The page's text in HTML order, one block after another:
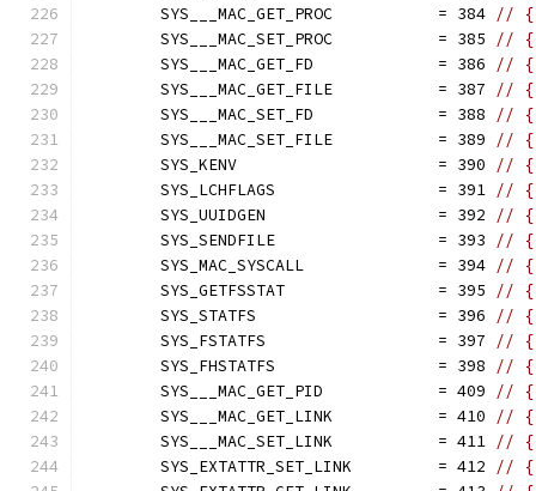
	SYS___MAC_GET_PROC           = 384
// {
	SYS___MAC_SET_PROC           = 385
// {
	SYS___MAC_GET_FD             = 386
// {
	SYS___MAC_GET_FILE           = 387
// {
	SYS___MAC_SET_FD             = 388
// {
	SYS___MAC_SET_FILE           = 389
// {
	SYS_KENV                     = 390
// {
	SYS_LCHFLAGS                 = 391
// {
	SYS_UUIDGEN                  = 392
// {
	SYS_SENDFILE                 = 393
// {
	SYS_MAC_SYSCALL              = 394
// {
	SYS_GETFSSTAT                = 395
// {
	SYS_STATFS                   = 396
// {
	SYS_FSTATFS                  = 397
// {
	SYS_FHSTATFS                 = 398
// {
	SYS___MAC_GET_PID            = 409
// {
	SYS___MAC_GET_LINK           = 410
// {
	SYS___MAC_SET_LINK           = 411
// {
	SYS_EXTATTR_SET_LINK         = 412
// {